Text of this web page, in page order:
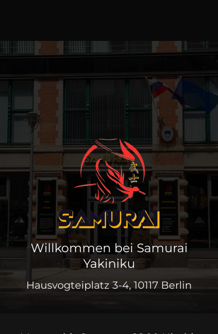
Willkommen bei Samurai
Yakiniku
Hausvogteiplatz 3-4, 10117 Berlin